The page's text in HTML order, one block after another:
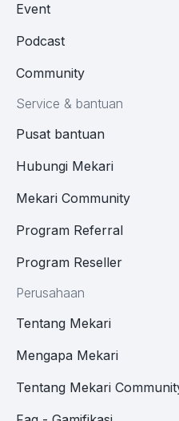
Event
Podcast
Community
Service & bantuan
Pusat bantuan
Hubungi Mekari
Mekari Community
Program Referral
Program Reseller
Perusahaan
Tentang Mekari
Mengapa Mekari
Tentang Mekari